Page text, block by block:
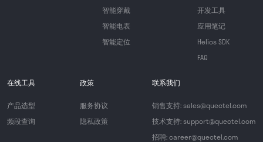
智能穿戴
智能电表
智能定位
开发工具
应用笔记
Helios SDK
FAQ
在线工具
产品选型
频段查询
政策
服务协议
隐私政策
联系我们
销售支持: sales@quectel.com
技术支持: support@quectel.com
招聘: career@quectel.com